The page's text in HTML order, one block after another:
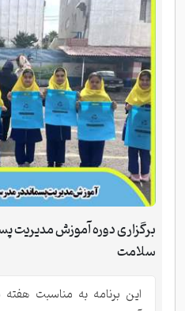
برگزاری دوره آموزش مدیریت
سلامت
این برنامه به مناسبت